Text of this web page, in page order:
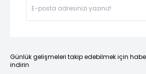
Günlük gelişmeleri takip edebilmek için
indirin